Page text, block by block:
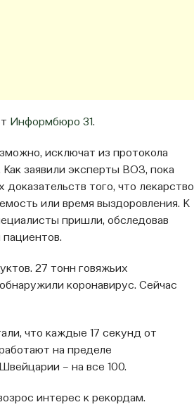
Информбюро 31.
исключат из протокола
Как заявили эксперты ВОЗ, пока
доказательств того, что лекарство
или время выздоровления. К
пришли, обследовав
27 тонн говяжьих
коронавирус. Сейчас
что каждые 17 секунд от
на пределе
– на все 100.
интерес к рекордам.